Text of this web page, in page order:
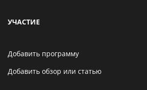
УЧАСТИЕ
Добавить программу
Добавить обзор или статью